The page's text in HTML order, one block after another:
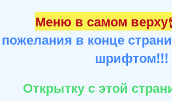
Меню в самом
пожелания в конце
шрифтом!!!
Открытку с этой